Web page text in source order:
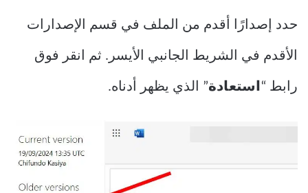
حدد إصدارًا أقدم من الملف في قسم الإصدارات
الأقدم في الشريط الجانبي الأيسر. ثم انقر فوق
رابط “ استعادة” الذي يظهر أدناه.